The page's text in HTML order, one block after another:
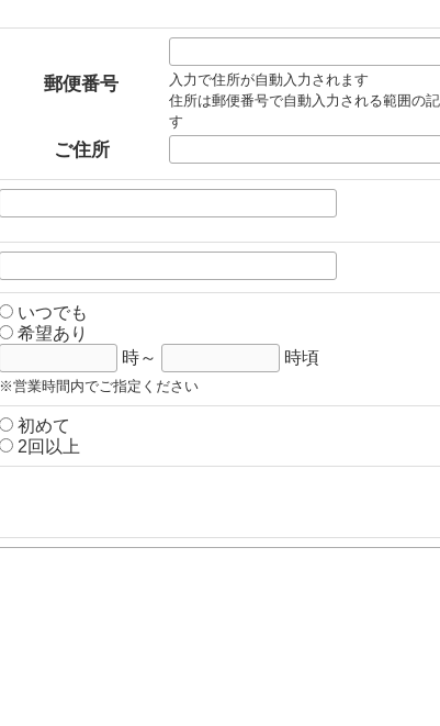
郵便番号
入力で住所が自動入力されます
住所は郵便番号で自動入力される範囲の
す
ご住所
いつでも
希望あり
時～
時頃
※営業時間内でご指定ください
初めて
2回以上